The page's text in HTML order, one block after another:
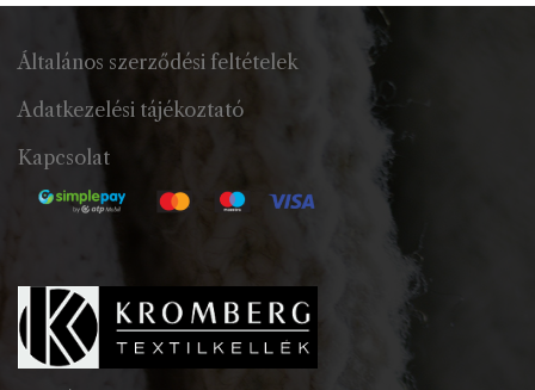
Általános szerződési feltételek
Adatkezelési tájékoztató
Kapcsolat